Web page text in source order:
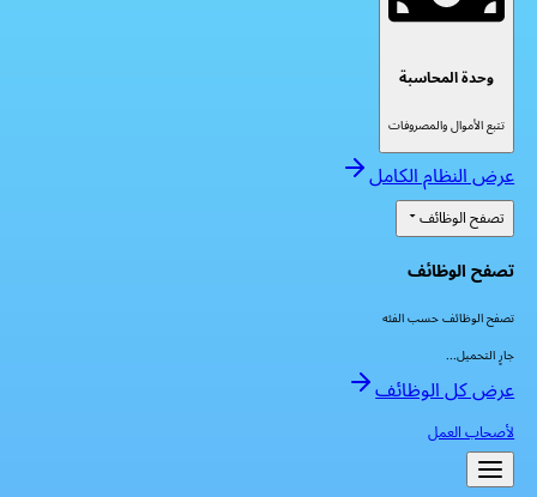
وحدة المحاسبة
تتبع الأموال والمصروفات
عرض النظام الكامل
تصفح الوظائف
تصفح الوظائف
تصفح الوظائف حسب الفئه
جارٍ التحميل...
عرض كل الوظائف
لأصحاب العمل